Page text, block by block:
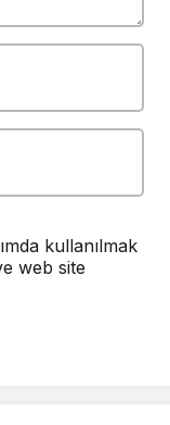
kullanılmak
web site